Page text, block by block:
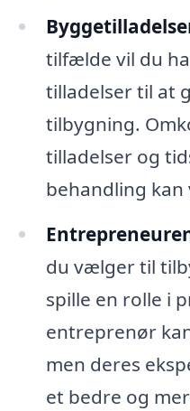
tilfælde vil du
tilladelser til at
tilbygning.
tilladelser og
behandling kan
du vælger til
spille en rolle i
entreprenør
men deres
et bedre og